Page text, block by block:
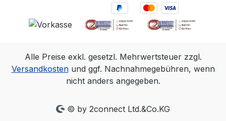
Alle Preise exkl. gesetzl. Mehrwertsteuer zzgl.
Versandkostenund ggf. Nachnahmegebühren, wenn
nicht anders angegeben.
© by 2connect Ltd.&Co.KG